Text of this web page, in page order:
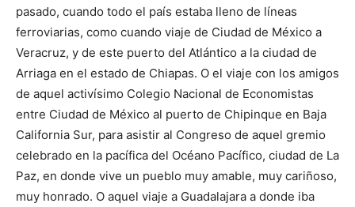
pasado, cuando todo el país estaba lleno de líneas
ferroviarias, como cuando viaje de Ciudad de México a
Veracruz, y de este puerto del Atlántico a la ciudad de
Arriaga en el estado de Chiapas. O el viaje con los amigos
de aquel activísimo Colegio Nacional de Economistas
entre Ciudad de México al puerto de Chipinque en Baja
California Sur, para asistir al Congreso de aquel gremio
celebrado en la pacífica del Océano Pacífico, ciudad de La
Paz, en donde vive un pueblo muy amable, muy cariñoso,
muy honrado. O aquel viaje a Guadalajara a donde iba